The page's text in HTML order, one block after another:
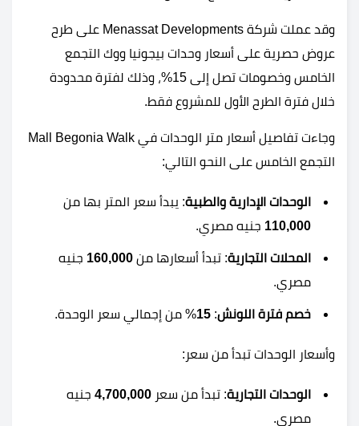
وقد عملت شركة Menassat Developments على طرح
عروض حصرية على أسعار وحدات بيجونيا ووك التجمع
الخامس وخصومات تصل إلى 15%، وذلك لفترة محدودة
خلال فترة الطرح الأول للمشروع فقط.
وجاءت تفاصيل أسعار متر الوحدات في Mall Begonia Walk
التجمع الخامس على النحو التالي:
الوحدات الإدارية والطبية: يبدأ سعر المتر بها من
110,000 جنيه مصري.
المحلات التجارية: تبدأ أسعارها من 160,000 جنيه
مصري.
خصم فترة اللونش:
15% من إجمالي سعر الوحدة.
وأسعار الوحدات تبدأ من سعر:
الوحدات التجارية: تبدأ من سعر 4,700,000 جنيه
مصري.